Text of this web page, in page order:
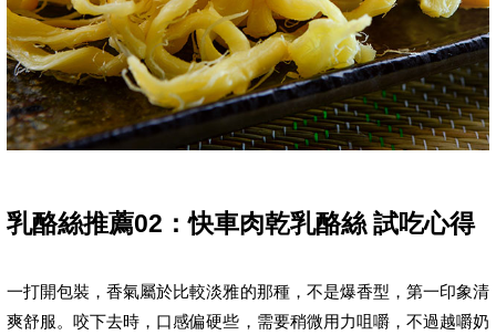
乳酪絲推薦02：快車肉乾乳酪絲 試吃心得
一打開包裝，香氣屬於比較淡雅的那種，不是爆香型，第一印象清
爽舒服。咬下去時，口感偏硬些，需要稍微用力咀嚼，不過越嚼奶